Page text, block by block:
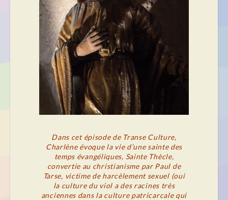
Dans cet épisode de Transe Culture,
Charlène évoque la vie d’une sainte des
temps évangéliques, Sainte Thècle,
convertie au christianisme par Paul de
Tarse, victime de harcèlement sexuel (oui
la culture du viol a des racines très
anciennes dans la culture patricarcale qui